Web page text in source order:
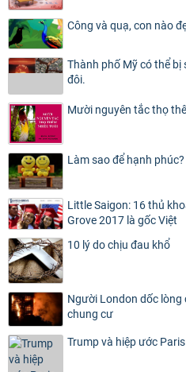
Công và quạ, con nào
Thành phố Mỹ có thể bị
đôi.
Mười nguyên tắc thọ
Làm sao để hạnh phúc?
Little Saigon: 16 thủ
Grove 2017 là gốc Việt
10 lý do chịu đau khổ
Người London dốc
chung cư
Trump và hiệp ước